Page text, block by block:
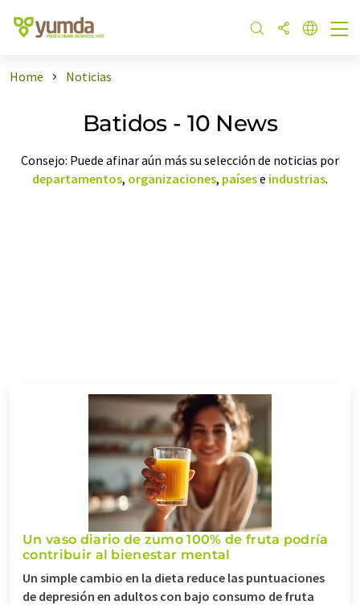
Home Noticias
Batidos - 10 News
Consejo: Puede afinar aún más su selección de noticias por
departamentos, organizaciones, paísese industrias.
Un vaso diario de zumo 100% de fruta podría
contribuir al bienestar mental
Un simple cambio en la dieta reduce las puntuaciones
de depresión en adultos con bajo consumo de fruta